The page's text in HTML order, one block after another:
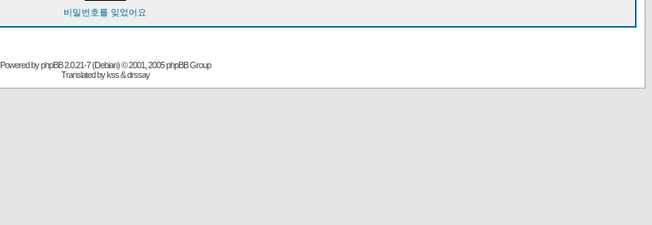
비밀번호를 잊었어요
Powered byphpBB2.0.21-7 (Debian) © 2001, 2005 phpBB Group
Translated by kss & drssay